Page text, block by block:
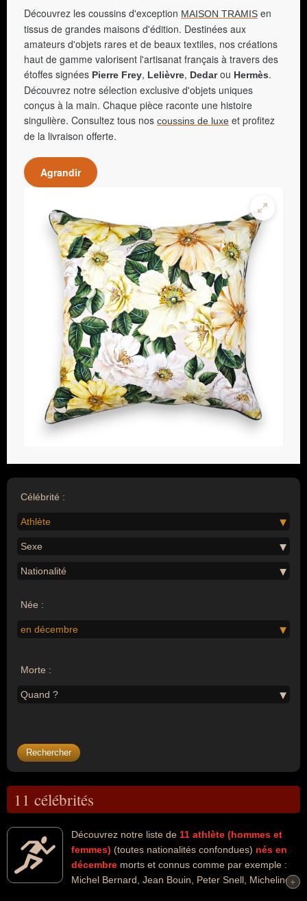
Découvrez les coussins d'exception MAISON TRAMIS en
tissus de grandes maisons d'édition. Destinées aux
amateurs d'objets rares et de beaux textiles, nos créations
haut de gamme valorisent l'artisanat français à travers des
étoffes signées Pierre Frey, Lelièvre, Dedarou Hermès.
Découvrez notre sélection exclusive d'objets uniques
conçus à la main. Chaque pièce raconte une histoire
singulière. Consultez tous nos coussins de luxe et profitez
de la livraison offerte.
Agrandir
Célébrité :
Athlète
Sexe
Nationalité
Née :
en décembre
Morte :
Quand ?
11 célébrités
Découvrez notre liste de 11 athlète (hommes et
femmes) (toutes nationalités confondues) nés en
décembre morts et connus comme par exemple :
Michel Bernard, Jean Bouin, Peter Snell, Micheline+
+